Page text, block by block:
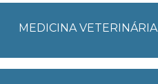
MEDICINA VETERINÁRIA